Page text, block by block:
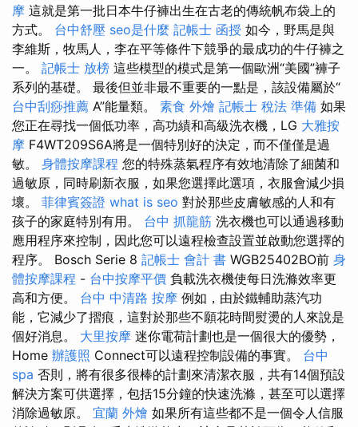
摩 這就是第一批日本牛仔褲出生在古老的傳統帆布袋上的
方式。 台中舒壓 seo是什麼 記帳士 函授 如今，野馬是與
李維斯，牧馬人，李在平等條件下競爭的最成功的牛仔褲之
一。 記帳士 放榜 這些模型的模式是第一個歐洲“美國”褲子
系列的基礎。 最後但並非最不重要的一點是，該設備屬於“
台中刮痧推薦 A”能量類。 素食 外燴 記帳士 稅法 準備 如果
您正在尋找一個低功率，高功績和高級洗衣機，LG 大雅按
摩 F4WT209S6A將是一個特別好的決定，而不僅僅是過
敏。 身體按摩課程 您的特殊蒸氣程序有效地清除了細菌和
過敏原，同時刷新衣服，如果您選擇此選項，衣服會減少損
壞。 菲律賓簽證 what is seo 對於那些皮膚敏感的人和有
孩子的家庭特別有用。 台中 抓龍筋 洗衣機也可以通過移動
應用程序來控制，因此您可以遠程檢查設置並啟動您選擇的
程序。 Bosch Serie 8 記帳士 會計 書 WGB25402BO前 身
體按摩課程 - 台中按摩平價 負載洗衣機使每日洗滌效率更
高和方便。 台中 中清路 按摩 例如，由於鐵輔助蒸汽功
能，它減少了摺痕，這對於那些不願花時間熨燙的人來說是
個好消息。 大里按摩 迷你電荷計劃也是一個很大的優勢，
Home 辦護照 Connect可以遠程控制設備的事實。 台中
spa 否則，將有很多很棒的計劃來清潔衣服，共有14個預設
解決方案可供選擇，包括15分鐘的快速洗滌，甚至可以選擇
消除過敏原。 宜蘭 外燴 如果所有這些都不是一個令人信服